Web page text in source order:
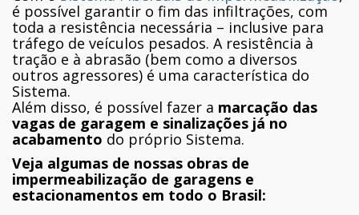
é possível garantir o fim das infiltrações, com
toda a resistência necessária – inclusive para
tráfego de veículos pesados. A resistência à
tração e à abrasão (bem como a diversos
outros agressores) é uma característica do
Sistema.
Além disso, é possível fazer a marcação das
vagas de garagem e sinalizações já no
acabamento do próprio Sistema.
Veja algumas de nossas obras de
impermeabilização de garagens e
estacionamentos em todo o Brasil: